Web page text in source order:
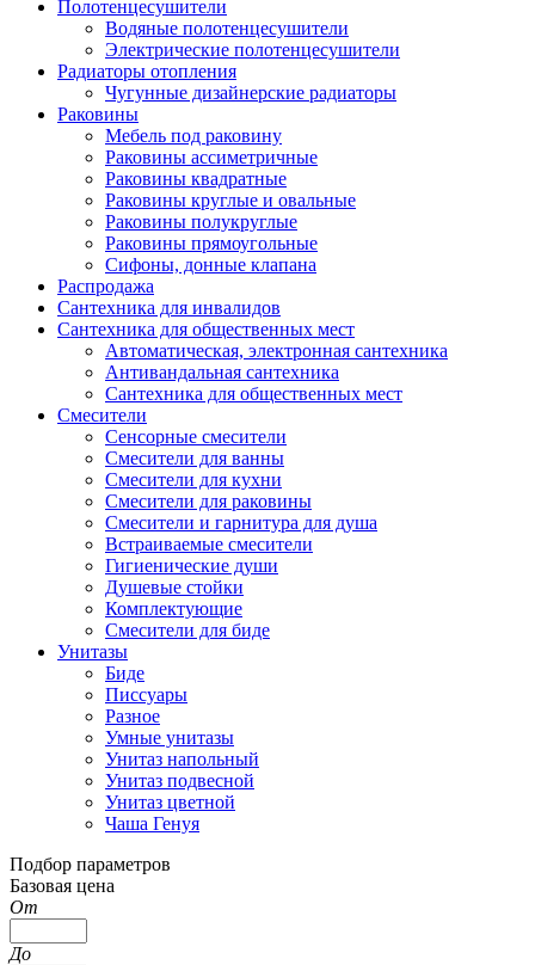
Полотенцесушители
Водяные полотенцесушители
Электрические полотенцесушители
Радиаторы отопления
Чугунные дизайнерские радиаторы
Раковины
Мебель под раковину
Раковины ассиметричные
Раковины квадратные
Раковины круглые и овальные
Раковины полукруглые
Раковины прямоугольные
Сифоны, донные клапана
Распродажа
Сантехника для инвалидов
Сантехника для общественных мест
Автоматическая, электронная сантехника
Антивандальная сантехника
Сантехника для общественных мест
Смесители
Сенсорные смесители
Смесители для ванны
Смесители для кухни
Смесители для раковины
Смесители и гарнитура для душа
Встраиваемые смесители
Гигиенические души
Душевые стойки
Комплектующие
Смесители для биде
Унитазы
Биде
Писсуары
Разное
Умные унитазы
Унитаз напольный
Унитаз подвесной
Унитаз цветной
Чаша Генуя
Подбор параметров
Базовая цена
От
До